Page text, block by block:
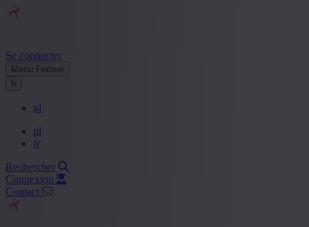
Se connecter
Menu Fermer
fr
nl
nl
fr
Rechercher
Connexion
Contact